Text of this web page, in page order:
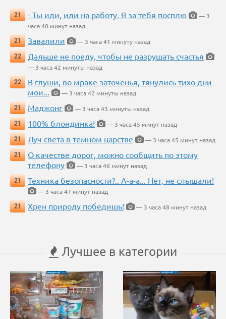
21 - Ты иди, иди на работу. Я за тебя посплю
— 3
часа 40 минут назад
21
Завалили
— 3 часа 41 минуту назад
22
Дальше не поеду, чтобы не разрушать счастья
— 3 часа 42 минуты назад
22
В глуши, во мраке заточенья, тянулись тихо дни
мои...
— 3 часа 42 минуты назад
21
Маджонг
— 3 часа 43 минуты назад
21
100% блондинка!
— 3 часа 45 минут назад
21
Луч света в темном царстве
— 3 часа 45 минут назад
21
О качестве дорог, можно сообщить по этому
телефону
— 3 часа 46 минут назад
21
Техника безопасности?.. А-а-а... Нет, не слышали!
— 3 часа 47 минут назад
21
Хрен природу победишь! — 3 часа 48 минут назад
Лучшее в категории